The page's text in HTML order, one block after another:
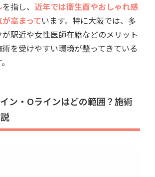
を指し、 近年では衛生面やおしゃれ感
高まっています。特に大阪では、多
駅近や女性医師在籍などのメリット
を受けやすい環境が整ってきている
ン・Oラインはどの範囲？施術